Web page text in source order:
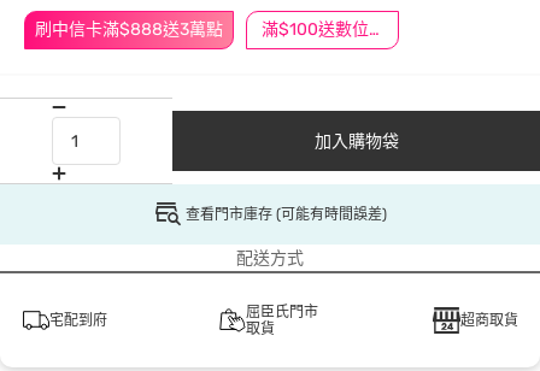
刷中信卡滿$888送3萬點 滿$100送數位印花
加入購物袋
查看門市庫存 (可能有時間誤差)
配送方式
宅配到府
屈臣氏門市
取貨
超商取貨